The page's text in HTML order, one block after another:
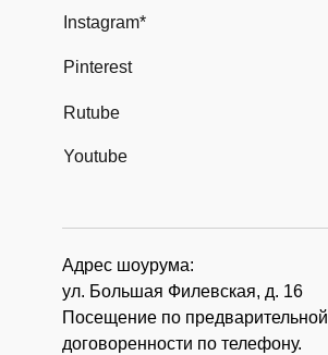
Адрес шоурума:
ул. Большая Филевская, д. 16
Посещение по предварительной
договоренности по телефону.
Instagram*
Pinterest
Rutube
Youtube